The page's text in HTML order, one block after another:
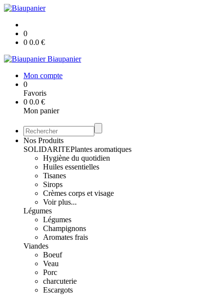
0
0 0.0 €
Biaupanier
Mon compte
0
Favoris
0 0.0 €
Mon panier
Nos Produits
SOLIDARITEPlantes aromatiques
Hygiène du quotidien
Huiles essentielles
Tisanes
Sirops
Crèmes corps et visage
Voir plus...
Légumes
Légumes
Champignons
Aromates frais
Viandes
Boeuf
Veau
Porc
charcuterie
Escargots